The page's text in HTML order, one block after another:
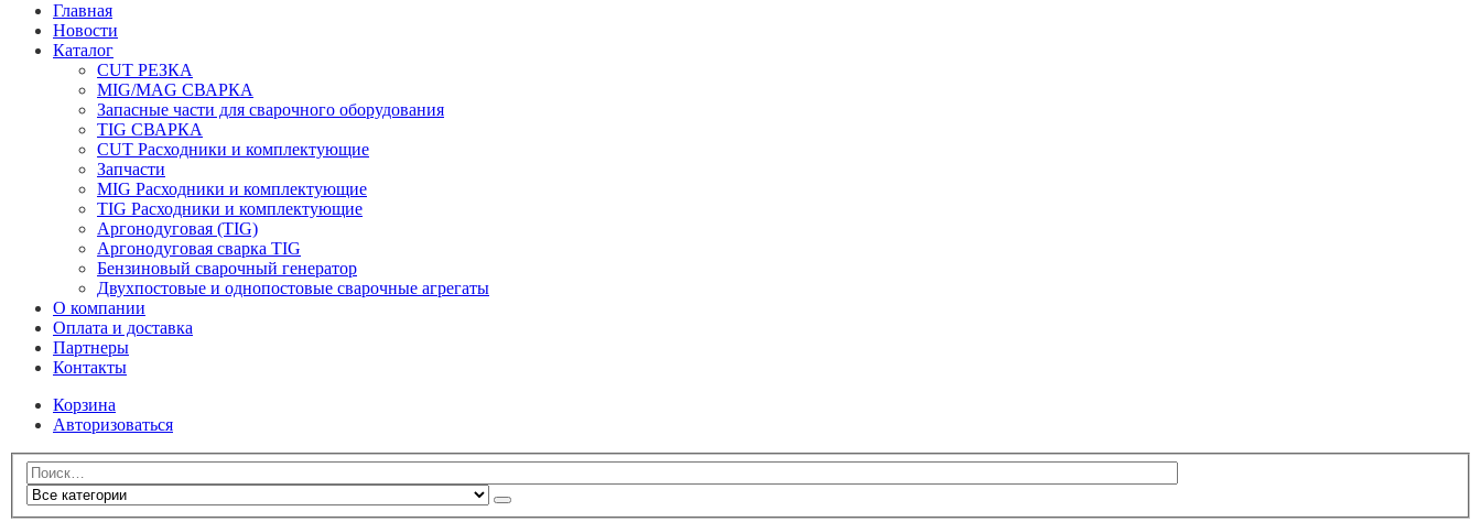
Главная
Новости
Каталог
CUT РЕЗКА
MIG/MAG СВАРКА
Запасные части для сварочного оборудования
TIG СВАРКА
CUT Расходники и комплектующие
Запчасти
MIG Расходники и комплектующие
TIG Расходники и комплектующие
Аргонодуговая (TIG)
Аргонодуговая сварка TIG
Бензиновый сварочный генератор
Двухпостовые и однопостовые сварочные агрегаты
О компании
Оплата и доставка
Партнеры
Контакты
Корзина
Авторизоваться